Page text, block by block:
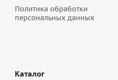
Политика обработки
персональных данных
Каталог